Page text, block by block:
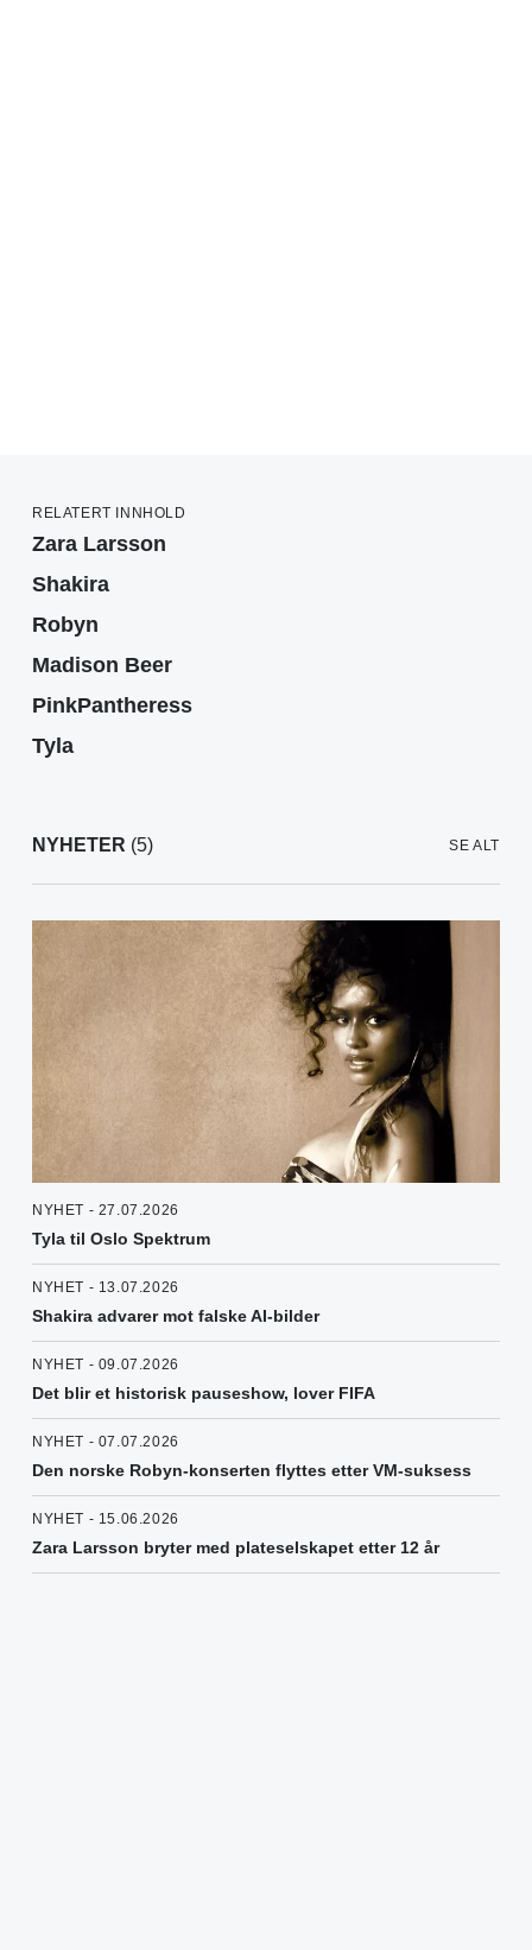
RELATERT INNHOLD
Zara Larsson
Shakira
Robyn
Madison Beer
PinkPantheress
Tyla
NYHETER (5) SE ALT
NYHET - 27.07.2026
Tyla til Oslo Spektrum
NYHET - 13.07.2026
Shakira advarer mot falske AI-bilder
NYHET - 09.07.2026
Det blir et historisk pauseshow, lover FIFA
NYHET - 07.07.2026
Den norske Robyn-konserten flyttes etter VM-suksess
NYHET - 15.06.2026
Zara Larsson bryter med plateselskapet etter 12 år